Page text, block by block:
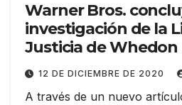
Warner Bros.
investigación de la
Justicia de Whedon
12 DE DICIEMBRE DE 2020
A través de un nuevo